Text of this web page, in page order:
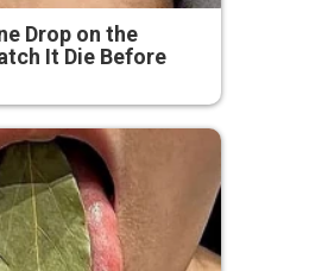
Drop on the
It Die Before